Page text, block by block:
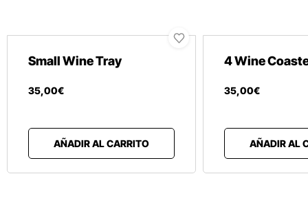
Small Wine Tray
35,00€
AÑADIR AL CARRITO
4 Wine
35,00€
AÑADIR AL